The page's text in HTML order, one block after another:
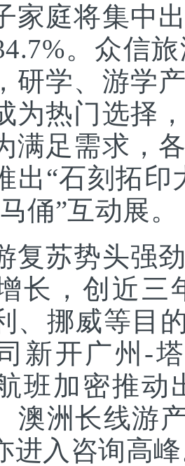
家庭将集中
。众信
研学、游学
为热门选择
满足需求，
出“石刻拓
俑”互动展。
苏势头强劲
长，创近
、挪威等目
新开广州-
班加密推动
澳洲长线游
进入咨询高